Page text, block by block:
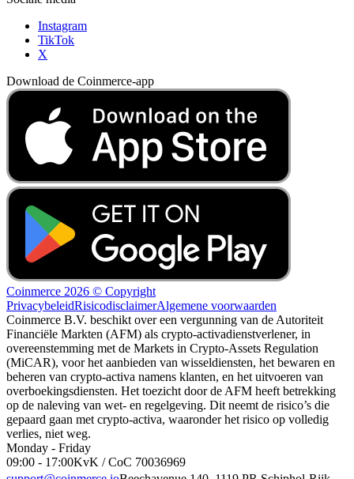
Instagram
TikTok
X
Download de Coinmerce-app
Coinmerce 2026 © Copyright
PrivacybeleidRisicodisclaimerAlgemene voorwaarden
Coinmerce B.V. beschikt over een vergunning van de Autoriteit
Financiële Markten (AFM) als crypto-activadienstverlener, in
overeenstemming met de Markets in Crypto-Assets Regulation
(MiCAR), voor het aanbieden van wisseldiensten, het bewaren en
beheren van crypto-activa namens klanten, en het uitvoeren van
overboekingsdiensten. Het toezicht door de AFM heeft betrekking
op de naleving van wet- en regelgeving. Dit neemt de risico’s die
gepaard gaan met crypto-activa, waaronder het risico op volledig
verlies, niet weg.
Monday - Friday
09:00 - 17:00KvK / CoC 70036969